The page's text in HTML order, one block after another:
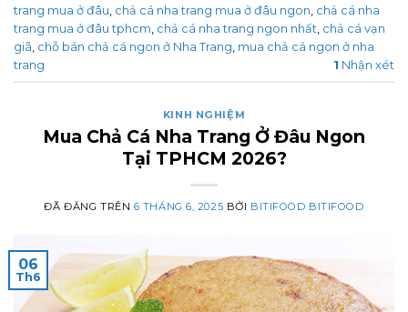
trang mua ở đâu chả cá nha trang mua ở đâu ngon chả cá nha
trang mua ở đâu tphcm chả cá nha trang ngon nhất chả cá vạn
giã chỗ bán chả cá ngon ở Nha Trang mua chả cá ngon ở nha
trang
1 Nhận xét
KINH NGHIỆM
Mua Chả Cá Nha Trang Ở Đâu Ngon
Tại TPHCM 2026?
ĐÃ ĐĂNG TRÊN 6 THÁNG 6, 2025 BỞI BITIFOOD BITIFOOD
06
Th6